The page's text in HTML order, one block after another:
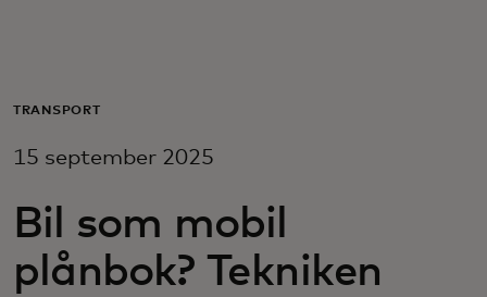
För företag
För innovatörer
TRANSPORT
15 september 2025
Bil som mobil
plånbok? Tekniken